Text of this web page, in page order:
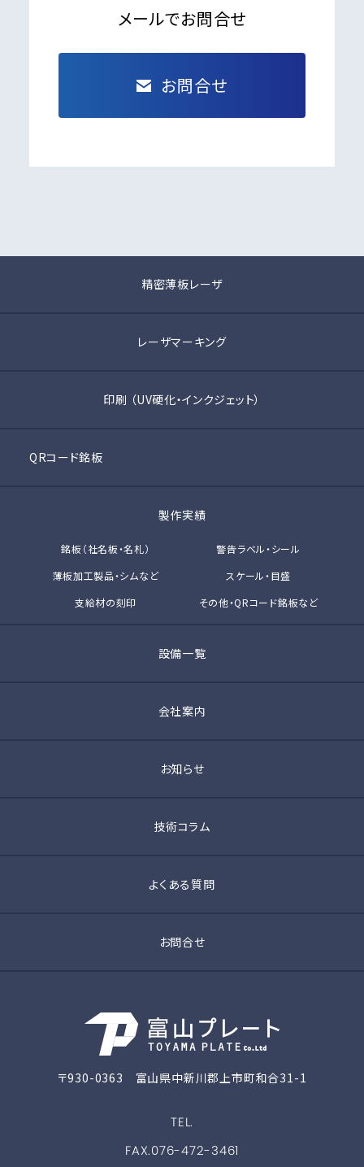
メールでお問合せ
お問合せ
精密薄板レーザ
レーザマーキング
印刷 （UV硬化・インクジェット）
QRコード銘板
製作実績
銘板（社名板・名札）
警告ラベル・シール
薄板加工製品・シムなど
スケール・目盛
支給材の刻印
その他・QRコード銘板など
設備一覧
会社案内
お知らせ
技術コラム
よくある質問
お問合せ
〒930-0363 富山県中新川郡上市町和合31-1
TEL.
FAX.076-472-3461